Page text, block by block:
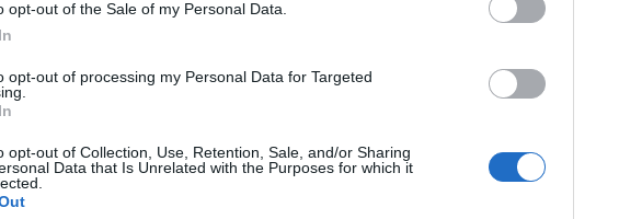
opt-out of the Sale of my Personal Data.
opt-out of processing my Personal Data for Targeted
opt-out of Collection, Use, Retention, Sale, and/or Sharing
Data that Is Unrelated with the Purposes for which it
portfolio.hu hírarchívumához tartozik, melynek olvasása előfizetéses
tartalmazza:
cikkarchívum